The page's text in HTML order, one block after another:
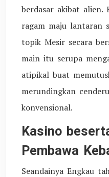
berdasar akibat alien.
ragam maju lantaran
topik Mesir secara
main itu serupa
atipikal buat
merundingkan
konvensional.
Kasino
Pembawa
Seandainya Engkau